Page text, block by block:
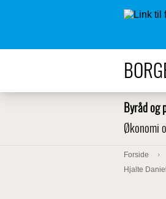
Byråd og
Økonomi
Forside
Hjalte